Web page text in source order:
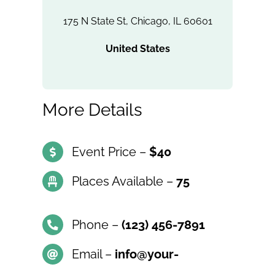
175 N State St, Chicago, IL 60601
United States
More Details
Event Price – $40
Places Available – 75
Phone – (123) 456-7891
Email – info@your-